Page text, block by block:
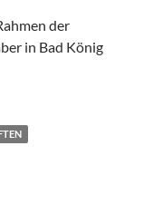
der
in Bad König
Team wird Erster